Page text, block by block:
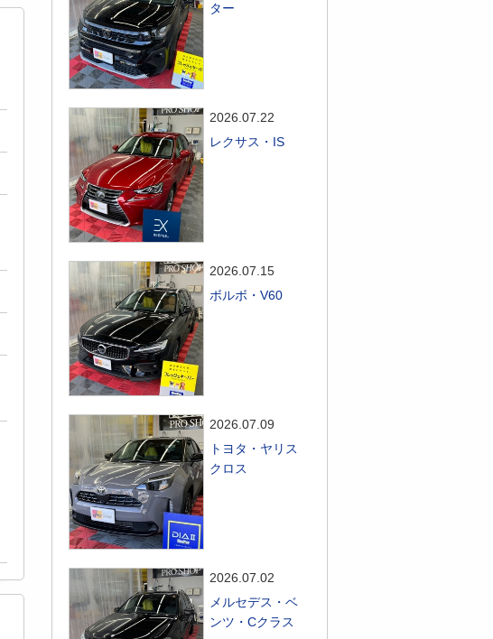
ター
2026.07.22
レクサス・IS
2026.07.15
ボルボ・V60
2026.07.09
トヨタ・ヤリス
クロス
2026.07.02
メルセデス・ベ
ンツ・Cクラス